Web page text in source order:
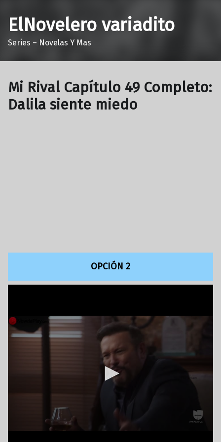
ElNovelero variadito
Series – Novelas Y Mas
Mi Rival Capítulo 49 Completo:
Dalila siente miedo
OPCIÓN 2